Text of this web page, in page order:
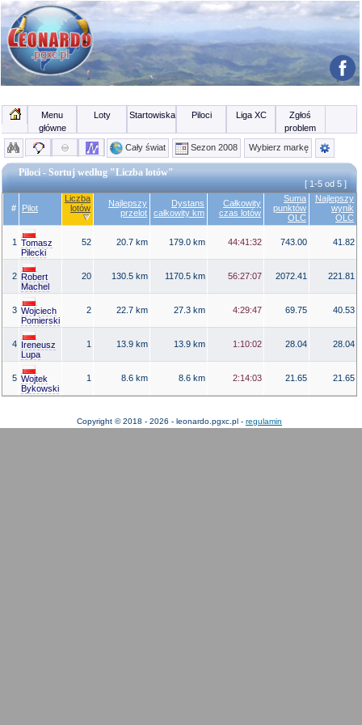
Menu
główne
Loty Startowiska Piloci Liga XC
Zgłoś
problem
Cały świat
Sezon 2008 Wybierz markę
Piloci - Sortuj według "Liczba lotów"
[ 1-5 od 5 ]
# Pilot
Liczba
lotów
Najlepszy
przelot
Dystans
całkowity km
Całkowity
czas lotów
Suma
punktów
OLC
Najlepszy
wynik
OLC
1 Tomasz
Pilecki
52 20.7 km 179.0 km 44:41:32 743.00 41.82
2 Robert
Machel
20 130.5 km 1170.5 km 56:27:07 2072.41 221.81
3 Wojciech
Pomierski
2 22.7 km 27.3 km 4:29:47 69.75 40.53
4 Ireneusz
Lupa
1 13.9 km 13.9 km 1:10:02 28.04 28.04
5 Wojtek
Bykowski
1 8.6 km 8.6 km 2:14:03 21.65 21.65
Copyright © 2018 - 2026 - leonardo.pgxc.pl - regulamin